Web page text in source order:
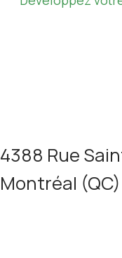
4388 Rue
Montréal (QC)